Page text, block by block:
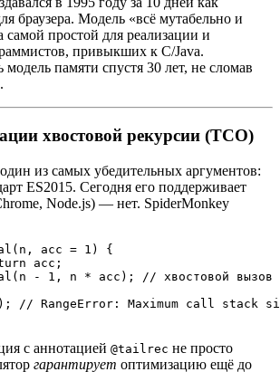
браузера. Модель «всё мутабельно и
простой для реализации и
привыкших к C/Java.
модель памяти спустя 30 лет, не сломав
хвостовой рекурсии (TCO)
из самых убедительных аргументов:
ES2015. Сегодня его поддерживает
Node.js) — нет. SpiderMonkey
acc = 1) {
acc;
- 1, n * acc); // хвостовой вызов
с аннотацией @tailrec не просто
гарантирует оптимизацию ещё до